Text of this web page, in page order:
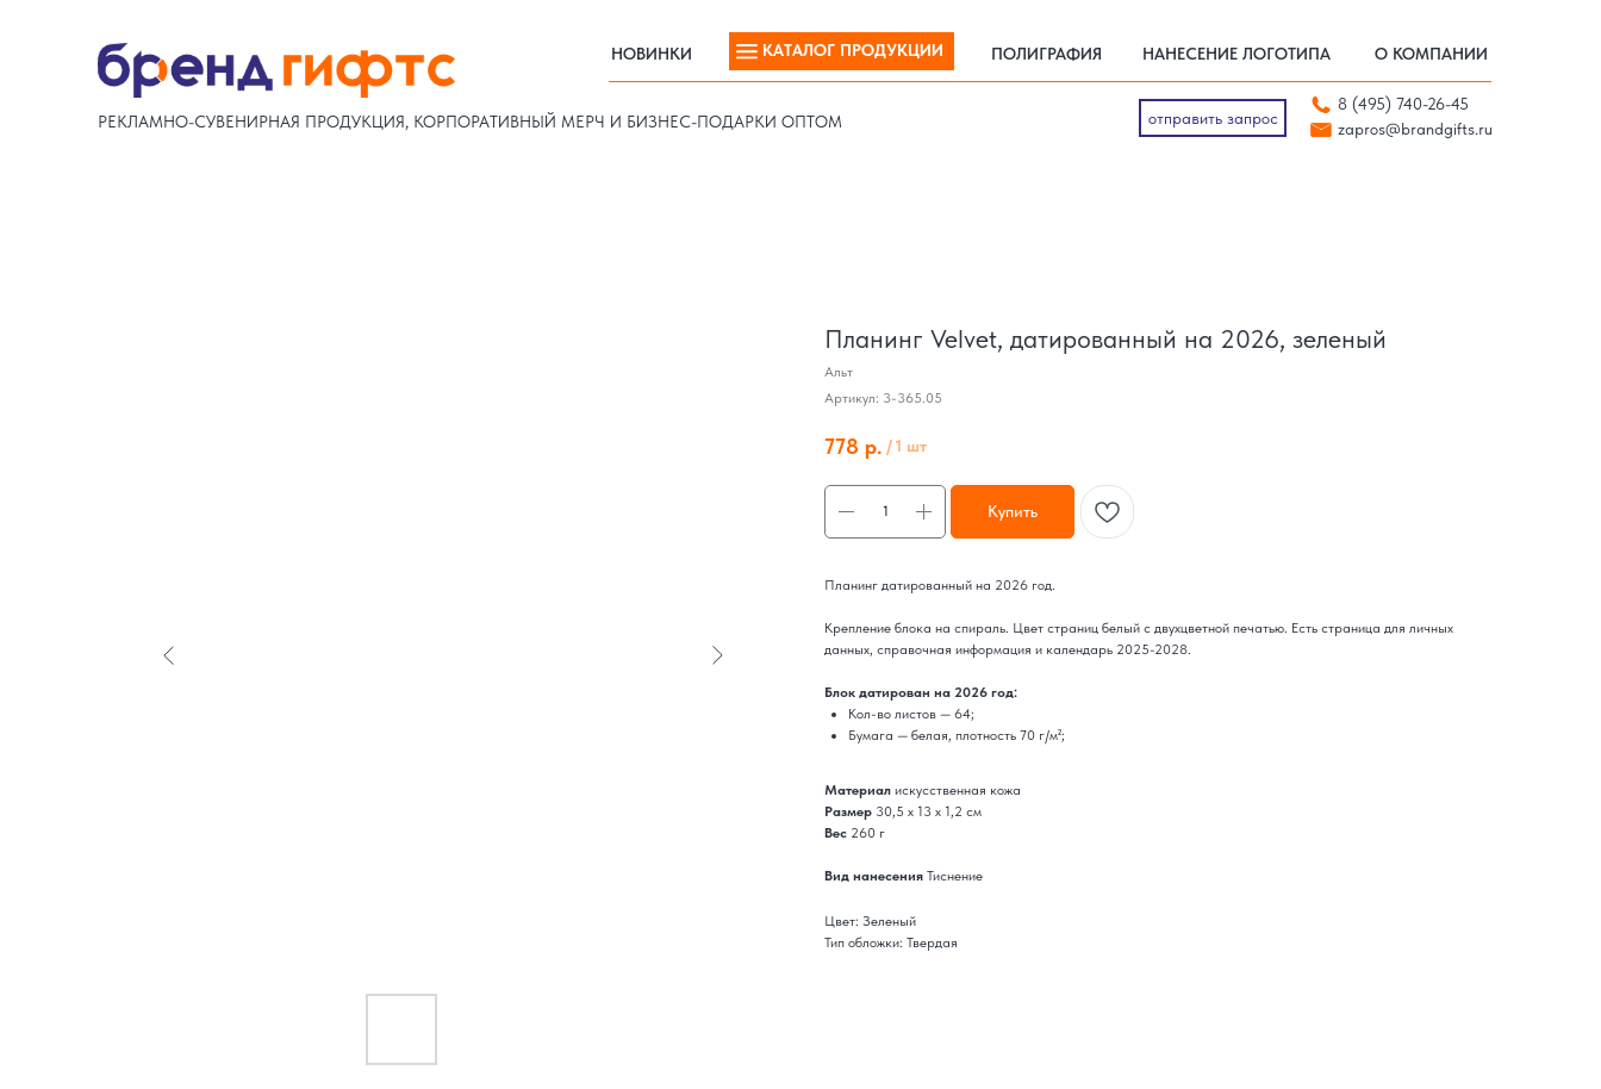
КАТАЛОГ ПРОДУКЦИИ
zapros@brandgifts.ru
отправить запрос 8 (495) 740-26-45
НАНЕСЕНИЕ ЛОГОТИПА О КОМПАНИИ
ПОЛИГРАФИЯ
zapros@brandgifts.ru
НОВИНКИ КАТАЛОГ ПРОДУКЦИИ
РЕКЛАМНО-СУВЕНИРНАЯ ПРОДУКЦИЯ, КОРПОРАТИВНЫЙ МЕРЧ И БИЗНЕС-ПОДАРКИ ОПТОМ отправить запрос
Планинг Velvet, датированный на 2026, зеленый
Альт
Артикул: 3-365.05
778 р. /1 шт
Купить
Планинг датированный на 2026 год.
Крепление блока на спираль. Цвет страниц белый с двухцветной печатью. Есть страница для личных
данных, справочная информация и календарь 2025-2028.
Блок датирован на 2026 год:
Кол-во листов — 64;
Бумага — белая, плотность 70 г/м²;
Материал искусственная кожа
Размер 30,5 х 13 х 1,2 см
Вес 260 г
Вид нанесения Тиснение
Цвет: Зеленый
Тип обложки: Твердая